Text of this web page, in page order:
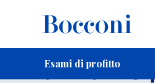
Esami di profitto
Esame 21049